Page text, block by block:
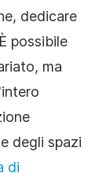
dedicare
possibile
ma
degli spazi
di